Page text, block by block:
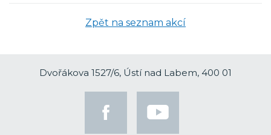
Zpět na seznam akcí
Dvořákova 1527/6, Ústí nad Labem, 400 01